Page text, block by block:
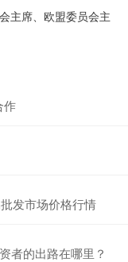
主席、欧盟委员会主
作
发市场价格行情
者的出路在哪里？